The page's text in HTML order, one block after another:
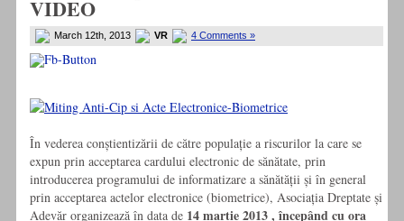
VIDEO
March 12th, 2013 VR 4 Comments »
În vederea conștientizării de către populație a riscurilor la care se
expun prin acceptarea cardului electronic de sănătate, prin
introducerea programului de informatizare a sănătății și în general
prin acceptarea actelor electronice (biometrice), Asociația Dreptate și
Adevăr organizează în data de 14 martie 2013 , începând cu ora